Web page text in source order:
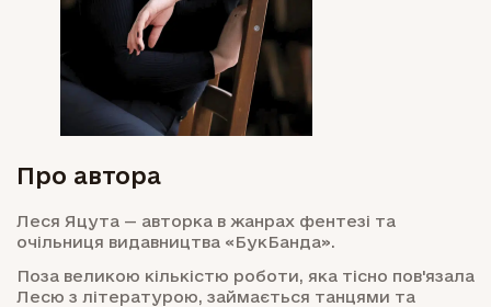
Про автора
Леся Яцута — авторка в жанрах фентезі та
очільниця видавництва «БукБанда».
Поза великою кількістю роботи, яка тісно пов'язала
Лесю з літературою, займається танцями та